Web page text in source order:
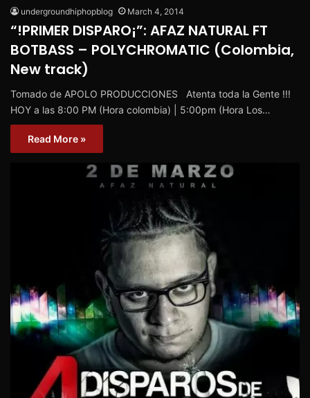
undergroundhiphopblog March 4, 2014
“!PRIMER DISPARO¡”: AFAZ NATURAL FT
BOTBASS – POLYCHROMATIC (Colombia,
New track)
Tomado de APOLO PRODUCCIONES Atenta toda la Gente !!!
HOY a las 8:00 PM (Hora colombia) | 5:00pm (Hora Los…
Read More »